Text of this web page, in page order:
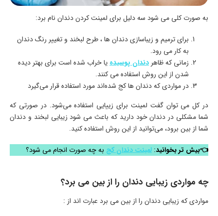
به صورت کلی می شود سه دلیل برای لمینت کردن دندان نام برد:
برای ترمیم و زیباسازی دندان ها ، طرح لبخند و تغییر رنگ دندان
به کار می رود.
زمانی که ظاهر دندان پوسیدهیا خراب شده است برای بهتر دیده
شدن از این روش استفاده می کنند.
در مواردی که دندان ها کج شده‌اند مورد استفاده قرار می‌گیرد
در کل می توان گفت لمینت برای زییایی استفاده می‌شود. در صورتی که
شما مشکلی در دندان خود دارید که باعث می شود زیبایی لبخند و دندان
شما از بین برود، می‌توانید از این روش استفاده کنید.
👈بیش تر بخوانید: لمینت دندان کج به چه صورت انجام می شود؟
چه مواردی زیبایی دندان را از بین می برد؟
مواردی که زیبایی دندان را از بین می برد عبارت اند از :